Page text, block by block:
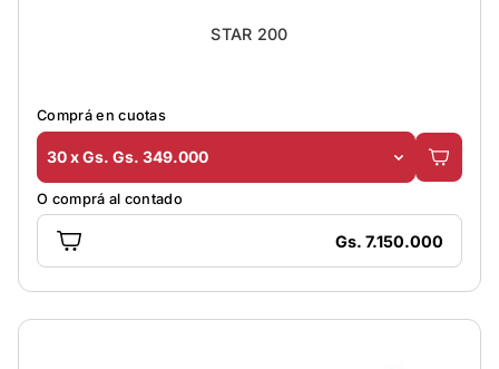
STAR 200
Comprá en cuotas
30 x Gs. Gs. 349.000
O comprá al contado
Gs. 7.150.000